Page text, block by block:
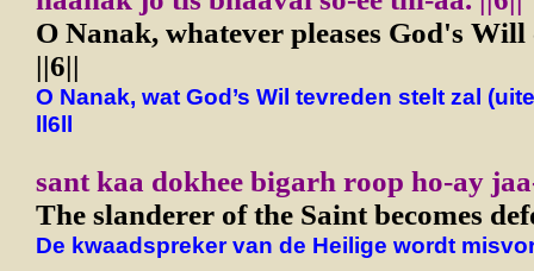
O Nanak, whatever pleases God's Will
||6||
O Nanak, wat God’s Wil tevreden stelt zal
ll6ll
sant kaa dokhee bigarh roop ho-ay
The slanderer of the Saint becomes
De kwaadspreker van de Heilige wordt